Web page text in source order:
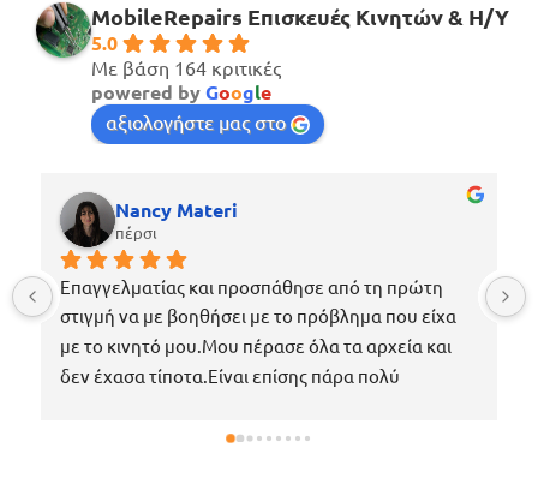
MobileRepairs Επισκευές Κινητών & H/Y
5.0
Με βάση 164 κριτικές
powered byGoogle
αξιολογήστε μας στο
Nancy Materi
πέρσι
Επαγγελματίας και προσπάθησε από τη πρώτη
στιγμή να με βοηθήσει με το πρόβλημα που είχα
με το κινητό μου.Μου πέρασε όλα τα αρχεία και
δεν έχασα τίποτα.Είναι επίσης πάρα πολύ
να πάρω το κινητό μου το νωρίτερο δυνατόν